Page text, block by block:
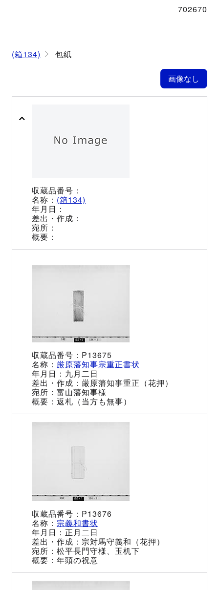
702670
(箱134) 包紙
(箱134)
P13675
厳原藩知事宗重正書状
九月二日
厳原藩知事重正（花押）
富山藩知事様
返札（当方も無事）
P13676
宗義和書状
正月二日
宗対馬守義和（花押）
松平長門守様、玉机下
年頭の祝意